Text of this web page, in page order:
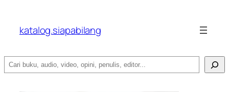
katalog.siapabilang
Search